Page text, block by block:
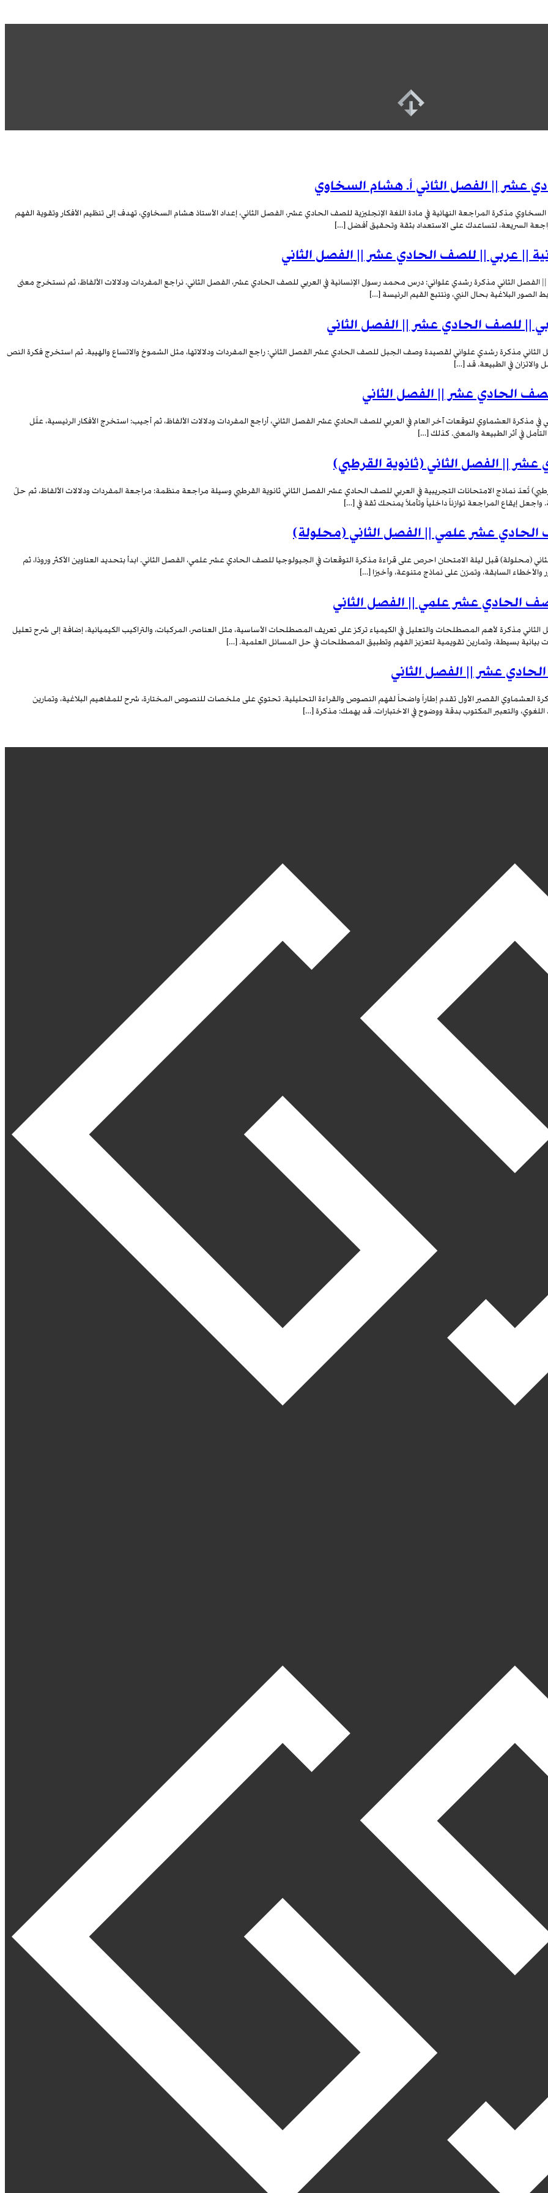
عشر || الفصل الثاني أ. هشام السخاوي
مذكرة المراجعة النهائية في مادة اللغة الإنجليزية للصف الحادي عشر، الفصل الثاني، إعداد الأستاذ هشام السخاوي، تهدف إلى تنظيم الأفكار وتقوية الفهم
السريعة، لتساعدك على الاستعداد بثقة وتحقيق أفضل […]
|| عربي || للصف الحادي عشر || الفصل الثاني
الثاني مذكرة رشدي علواني: درس محمد رسول الإنسانية في العربي للصف الحادي عشر، الفصل الثاني. نراجع المفردات ودلالات الألفاظ، ثم نستخرج معنى
البلاغية بحال النبي، ونتتبع القيم الرئيسة […]
|| للصف الحادي عشر || الفصل الثاني
مذكرة رشدي علواني لقصيدة وصف الجبل للصف الحادي عشر الفصل الثاني: راجع المفردات ودلالاتها، مثل الشموخ والاتساع والهيبة. ثم استخرج فكرة النص
في الطبيعة. قد […]
الحادي عشر || الفصل الثاني
العشماوي لتوقعات آخر العام في العربي للصف الحادي عشر الفصل الثاني، أراجع المفردات ودلالات الألفاظ، ثم أجيب: استخرج الأفكار الرئيسية، علّل
في أثر الطبيعة والمعنى. كذلك […]
|| الفصل الثاني (ثانوية القرطبي)
تُعدّ نماذج الامتحانات التجريبية في العربي للصف الحادي عشر الفصل الثاني ثانوية القرطبي وسيلة مراجعة منظمة: مراجعة المفردات ودلالات الألفاظ، ثم حلّ
إيقاع المراجعة توازناً داخلياً وتأملاً يمنحك ثقة في […]
الحادي عشر علمي || الفصل الثاني (محلولة)
قبل ليلة الامتحان احرص على قراءة مذكرة التوقعات في الجيولوجيا للصف الحادي عشر علمي، الفصل الثاني. ابدأ بتحديد العناوين الأكثر ورودًا، ثم
السابقة، وتمرّن على نماذج متنوعة، وأخيرًا […]
الحادي عشر علمي || الفصل الثاني
مذكرة لأهم المصطلحات والتعليل في الكيمياء تركز على تعريف المصطلحات الأساسية، مثل العناصر، المركبات، والتراكيب الكيميائية، إضافة إلى شرح تعليل
بيانية بسيطة، وتمارين تقويمية لتعزيز الفهم وتطبيق المصطلحات في حل المسائل العلمية. […]
عشر || الفصل الثاني
القصير الأول تقدم إطاراً واضحاً لفهم النصوص والقراءة التحليلية. تحتوي على ملخصات للنصوص المختارة، شرح للمفاهيم البلاغية، وتمارين
والتعبير المكتوب بدقة ووضوح في الاختبارات. قد يهمك: مذكرة […]